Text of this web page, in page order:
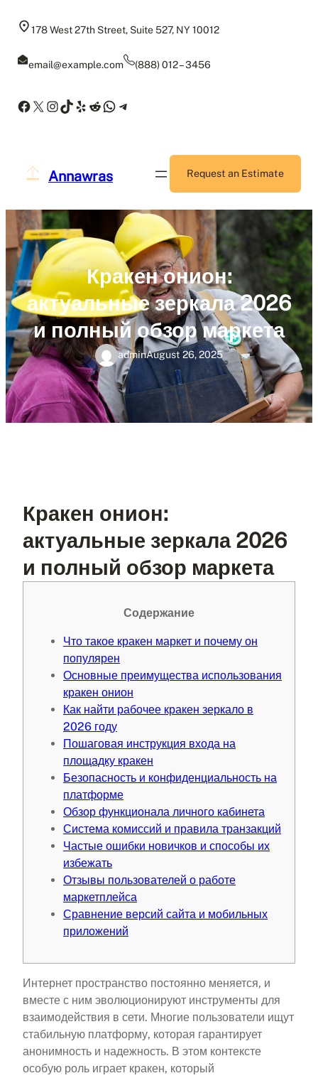
178 West 27th Street, Suite 527, NY 10012
email@example.com (888) 012 – 3456
Facebook
X Instagram
TikTok
Yelp
Reddit
WhatsApp
Telegram
Annawras Request an Estimate
Кракен онион:
актуальные зеркала 2026
и полный обзор маркета
adminAugust 26, 2025
Кракен онион:
актуальные зеркала 2026
и полный обзор маркета
Содержание
Что такое кракен маркет и почему он
популярен
Основные преимущества использования
кракен онион
Как найти рабочее кракен зеркало в
2026 году
Пошаговая инструкция входа на
площадку кракен
Безопасность и конфиденциальность на
платформе
Обзор функционала личного кабинета
Система комиссий и правила транзакций
Частые ошибки новичков и способы их
избежать
Отзывы пользователей о работе
маркетплейса
Сравнение версий сайта и мобильных
приложений
Интернет пространство постоянно меняется, и
вместе с ним эволюционируют инструменты для
взаимодействия в сети. Многие пользователи ищут
стабильную платформу, которая гарантирует
анонимность и надежность. В этом контексте
особую роль играет кракен, который